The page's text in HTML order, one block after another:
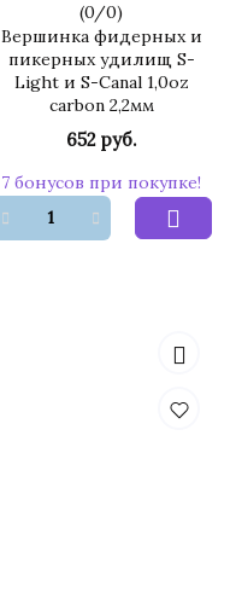
(0/0)
Вершинка фидерных и
пикерных удилищ S-
Light и S-Canal 1,0oz
carbon 2,2мм
652 руб.
7 бонусов при покупке!